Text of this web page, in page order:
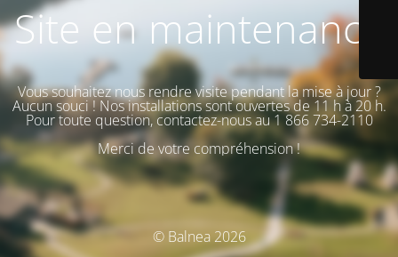
Site en maintenance
Vous souhaitez nous rendre visite pendant la mise à jour ?
Aucun souci ! Nos installations sont ouvertes de 11 h à 20 h.
Pour toute question, contactez-nous au 1 866 734-2110
Merci de votre compréhension !
© Balnea 2026